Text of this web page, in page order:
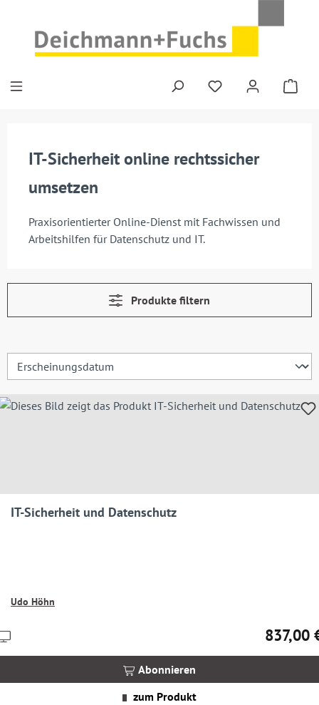
IT-Sicherheit online rechtssicher
umsetzen
Praxisorientierter Online-Dienst mit Fachwissen und
Arbeitshilfen für Datenschutz und IT.
Produkte filtern
IT-Sicherheit und Datenschutz
Udo Höhn
837,00
Abonnieren
zum Produkt